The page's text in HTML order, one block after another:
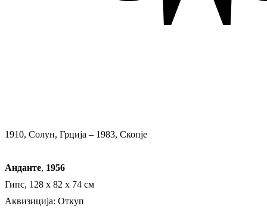
1910, Солун, Грција – 1983, Скопје
Анданте, 1956
Гипс, 128 х 82 х 74 см
Аквизиција: Откуп